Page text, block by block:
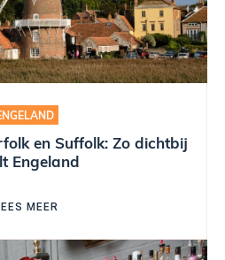
en Suffolk: Zo dichtbij
Engeland
MEER